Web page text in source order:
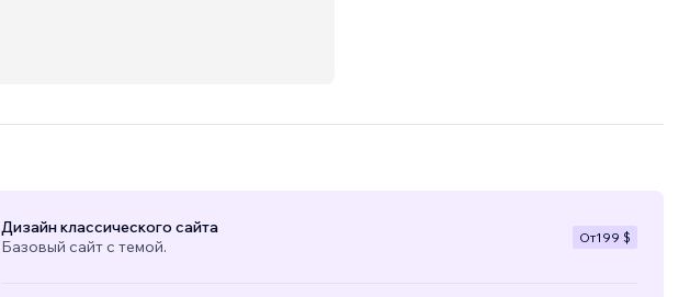
Дизайн классического сайта
Базовый сайт с темой.
От199 $